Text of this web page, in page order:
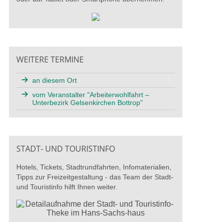
WEITERE TERMINE
an diesem Ort
vom Veranstalter "Arbeiterwohlfahrt –
Unterbezirk Gelsenkirchen Bottrop"
STADT- UND TOURISTINFO
Hotels, Tickets, Stadtrundfahrten, Infomaterialien,
Tipps zur Freizeitgestaltung - das Team der Stadt-
und Touristinfo hilft Ihnen weiter.